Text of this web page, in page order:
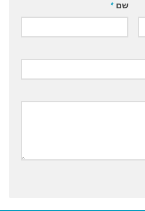
שם *